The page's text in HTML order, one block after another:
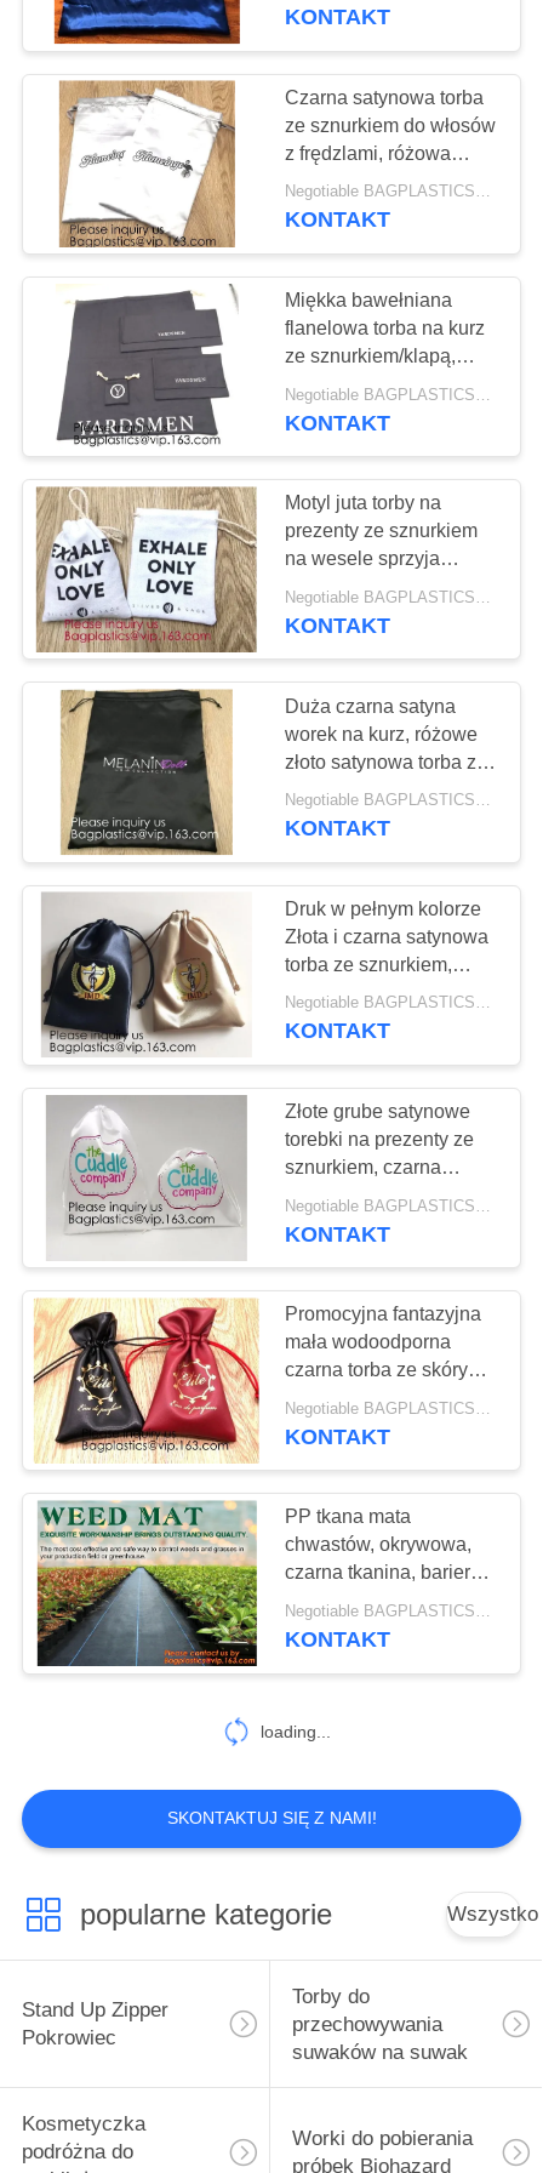
KONTROLA
JAKOŚCI
SKONTAKTUJ
NAMI
POPROSIĆ
WYCENĘ
SITEMAP
PRIVACY
POLICY
torebka ze złotym
KONTAKT
Czarna satynowa torba
ze sznurkiem do włosów
z frędzlami, różowa
satynowa torba na kurz
do włosów bawełniana
bagease
Negotiable BAGPLASTICS@YAHOO.COM MOQ:1000 sztuk Skype: mydearneil
KONTAKT
Miękka bawełniana
flanelowa torba na kurz
ze sznurkiem/klapą,
kolor naturalny, kolor
ecru, kolor biały, kolor
KONTAKT
Motyl juta torby na
prezenty ze sznurkiem
na wesele sprzyja
prezenty, bawełniana
lniana torebka na
Negotiable BAGPLASTICS@YAHOO.COM MOQ:1000 sztuk Skype: mydearneil
KONTAKT
Duża czarna satyna
worek na kurz, różowe
złoto satynowa torba ze
sznurkiem na biżuterię,
czarna satynowa torba
Negotiable BAGPLASTICS@YAHOO.COM MOQ:1000 sztuk Skype: mydearneil
KONTAKT
Druk w pełnym kolorze
Złota i czarna satynowa
torba ze sznurkiem,
srebrna satynowa torba
ze sznurkiem z szeroką
Negotiable BAGPLASTICS@YAHOO.COM MOQ:1000 sztuk Skype: mydearneil
KONTAKT
Złote grube satynowe
torebki na prezenty ze
sznurkiem, czarna
satynowa torebka ze
sznurkiem z falbaną,
biżuterię
KONTAKT
Promocyjna fantazyjna
mała wodoodporna
czarna torba ze skóry
PU ze sznurkiem na
pieniądze, logo do
Negotiable BAGPLASTICS@YAHOO.COM MOQ:1000 sztuk Skype: mydearneil
KONTAKT
PP tkana mata
chwastów, okrywowa,
czarna tkanina, bariera
chwastów dla rolnictwa,
tkanina chwastobójcza,
Negotiable BAGPLASTICS@YAHOO.COM MOQ:1000 sztuk Skype: mydearneil
KONTAKT
loading...
SKONTAKTUJ SIĘ Z NAMI!
popularne kategorie Wszystko
Stand Up Zipper
Pokrowiec
Torby do
przechowywania
suwaków na suwak
Kosmetyczka
podróżna do
Worki do pobierania
próbek Biohazard